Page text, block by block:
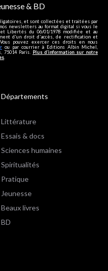
& BD
et sont collectées et traitées par
newsletters au format digital si vous le
Libertés du 06/01/1978 modifiée et au
d'un droit d'accès, de rectification et
pouvez exercer ces droits en nous
ou par courrier à Editions Albin Michel,
75014 Paris. Plus d’information sur notre
Départements
Littérature
Essais & docs
Sciences humaines
Spiritualités
Pratique
Jeunesse
Beaux livres
BD